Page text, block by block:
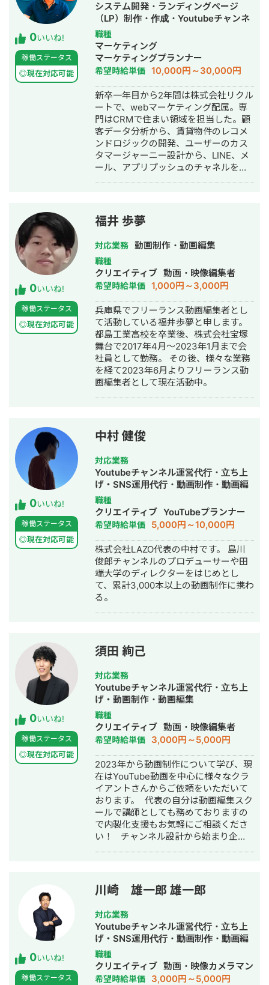
0いいね!
稼働ステータス
◎現在対応可能
システム開発・ランディングページ
（LP）制作・作成・Youtubeチャンネ
ル運営代行・立ち上げ・ECサイト構
築・ネットショップ作成代行・SEO対
策・新規事業立上・SNS運用代行・記
事作成代行・ライティング・ホームペ
ージ制作・作成・リスティング広告運
用代行・オウンドメディア制作・構
築・運用代行・動画制作・動画編集
職種
マーケティング
マーケティングプランナー
希望時給単価 10,000円～30,000円
新卒一年目から2年間は株式会社リクル
ートで、webマーケティング配属。専
門はCRMで住まい領域を担当した。顧
客データ分析から、賃貸物件のレコメ
ンドロジックの開発、ユーザーのカス
タマージャーニー設計から、LINE、メ
ール、アプリプッシュのチャネルを用
デジタル領域のビジネスにおいて、月
間80万円ほど土日で粗利を出した。 社
会人三年目でB-by-C株式会社にデジタ
ル執行役だとして転職し、デジタル事
業部の責任者となった。入社当初の売
上は月平均300.万円ほどであったが、
入社後半年間で月平均1200万円ほどに
スケール、また、台 台湾財閥系企業
からのAIミラー事業のM &Aに携わっ
た。入社半年時点で取締役兼COOに昇
格し、戦略策定、執行責任者となり、
CCC改善や原価企画、売上スケールを
通して、キャッシュフロー改善、利益
率改善を行い、入社当初キャッシュが
4000万円ほど(コロナにより売上大打
撃時に入社)だったところ、1億2000万
0いいね!
稼働ステータス
◎現在対応可能
福井 歩夢
対応業務 動画制作・動画編集
職種
クリエイティブ 動画・映像編集者
希望時給単価 1,000円～3,000円
兵庫県でフリーランス動画編集者とし
て活動している福井歩夢と申します。
都島工業高校を卒業後、株式会社宝塚
舞台で2017年4月〜2023年1月まで会
社員として勤務。 その後、様々な業務
を経て2023年6月よりフリーランス動
画編集者として現在活動中。
0いいね!
稼働ステータス
◎現在対応可能
中村 健俊
対応業務
Youtubeチャンネル運営代行・立ち上
げ・SNS運用代行・動画制作・動画編
集
職種
クリエイティブ YouTubeプランナー
希望時給単価 5,000円～10,000円
株式会社LAZO代表の中村です。 島川
俊郎チャンネルのプロデューサーや田
端大学のディレクターをはじめとし
て、累計3,000本以上の動画制作に携わ
る。
0いいね!
稼働ステータス
◎現在対応可能
須田 絢己
対応業務
Youtubeチャンネル運営代行・立ち上
げ・動画制作・動画編集
職種
クリエイティブ 動画・映像編集者
希望時給単価 3,000円～5,000円
2023年から動画制作について学び、現
在はYouTube動画を中心に様々なクラ
イアントさんからご依頼をいただいて
おります。 代表の自分は動画編集スク
ールで講師としても務めておりますの
で内製化支援もお気軽にご相談くださ
い！ チャンネル設計から始まり企
だけるサービスを提供いたします。
0いいね!
稼働ステータス
川崎 雄一郎 雄一郎
対応業務
Youtubeチャンネル運営代行・立ち上
げ・SNS運用代行・動画制作・動画編
集
職種
クリエイティブ 動画・映像カメラマン
希望時給単価 3,000円～5,000円